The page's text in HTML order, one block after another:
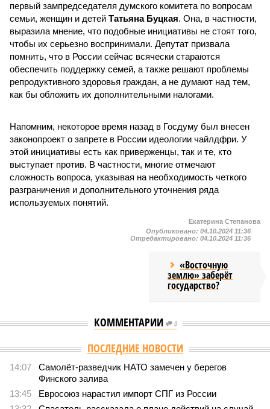
первый зампредседателя думского комитета по вопросам
семьи, женщин и детей Татьяна Буцкая. Она, в частности,
выразила мнение, что подобные инициативы не стоят того,
чтобы их серьезно воспринимали. Депутат призвала
помнить, что в России сейчас всячески стараются
обеспечить поддержку семей, а также решают проблемы
репродуктивного здоровья граждан, а не думают над тем,
как бы обложить их дополнительными налогами.
Напомним, некоторое время назад в Госдуму был внесен
законопроект о запрете в России идеологии чайлдфри. У
этой инициативы есть как приверженцы, так и те, кто
выступает против. В частности, многие отмечают
сложность вопроса, указывая на необходимость четкого
разграничения и дополнительного уточнения ряда
используемых понятий.
Екатерина Степанова
Опубликовано: 04.10.2024 11:36
Отредактировано: 04.10.2024 11:36
«Восточную
землю» заберёт
государство?
КОММЕНТАРИИ 0
Версия //Конфликт // В нескольких станциях от уже сданного
«Сказочного леса» пайщики ЖК «Станция Л» продолжают ждать от
компании Capital Group начала реальной достройки
«Станция ожидания» для дольщиков